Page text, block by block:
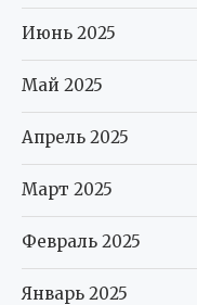
Июнь 2025
Май 2025
Апрель 2025
Март 2025
Февраль 2025
Январь 2025